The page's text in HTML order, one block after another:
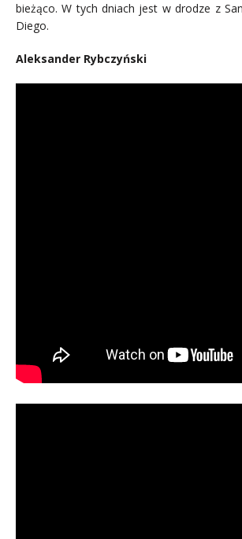
bieżąco. W tych dniach jest w drodze z
Diego.
Aleksander Rybczyński